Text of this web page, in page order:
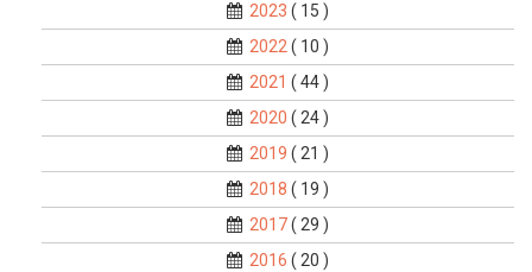
2023 ( 15 )
2022 ( 10 )
2021 ( 44 )
2020 ( 24 )
2019 ( 21 )
2018 ( 19 )
2017( 29 )
2016 ( 20 )